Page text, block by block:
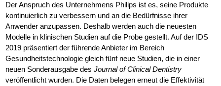
Der Anspruch des Unternehmens Philips ist es, seine Produkte
kontinuierlich zu verbessern und an die Bedürfnisse ihrer
Anwender anzupassen. Deshalb werden auch die neuesten
Modelle in klinischen Studien auf die Probe gestellt. Auf der IDS
2019 präsentiert der führende Anbieter im Bereich
Gesundheitstechnologie gleich fünf neue Studien, die in einer
neuen Sonderausgabe desJournal of Clinical Dentistry
veröffentlicht wurden. Die Daten belegen erneut die Effektivität